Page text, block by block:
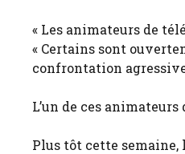
« Les animateurs de
« Certains sont
confrontation
L’un de ces
Plus tôt cette